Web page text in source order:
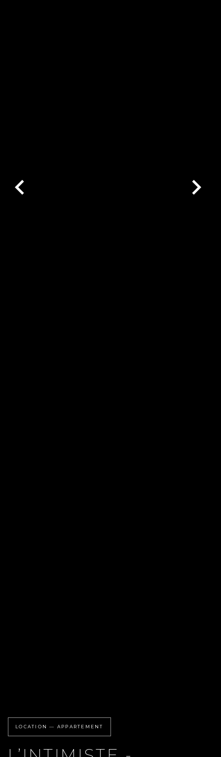
LOCATION — APPARTEMENT